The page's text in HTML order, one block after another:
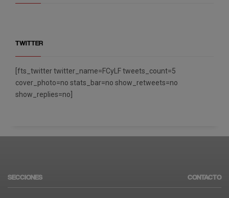
TWITTER
[fts_twitter twitter_name=FCyLF tweets_count=5
cover_photo=no stats_bar=no show_retweets=no
show_replies=no]
SECCIONES CONTACTO